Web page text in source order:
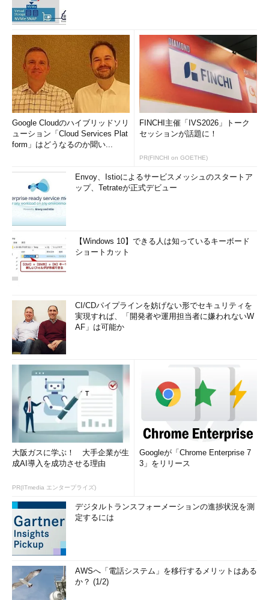
Google Cloudのハイブリッドソリ
ューション「Cloud Services Plat
form」はどうなるのか聞い...
FINCHI主催「IVS2026」トーク
セッションが話題に！
PR(FINCHI on GOETHE)
Envoy、Istioによるサービスメッシュのスタートア
ップ、Tetrateが正式デビュー
【Windows 10】できる人は知っているキーボード
ショートカット
CI/CDパイプラインを妨げない形でセキュリティを
実現すれば、「開発者や運用担当者に嫌われないW
AF」は可能か
大阪ガスに学ぶ！ 大手企業が生
成AI導入を成功させる理由
PR(ITmedia エンタープライズ)
Googleが「Chrome Enterprise 7
3」をリリース
デジタルトランスフォーメーションの進捗状況を測
定するには
AWSへ「電話システム」を移行するメリットはある
か？ (1/2)